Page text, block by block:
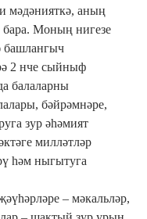
мәдәнияткә, аның
бара. Моның нигезе
башлангыч
2 нче сыйныф
балаларны
бәйрәмнәре,
зур әһәмият
милләтләр
һәм ныгытуга
– мәкальләр,